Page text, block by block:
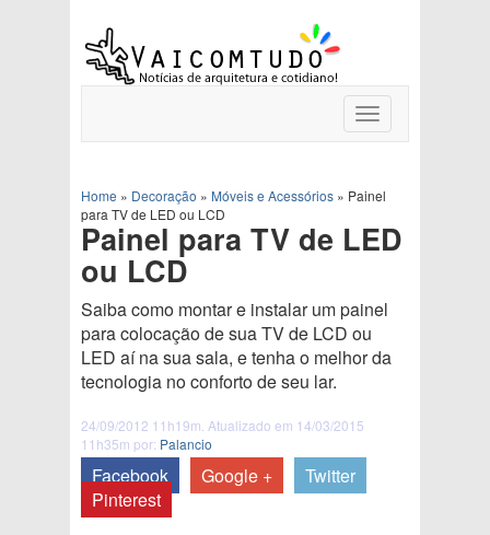
Toggle
navigation
Home » Decoração » Móveis e Acessórios » Painel
para TV de LED ou LCD
Painel para TV de LED
ou LCD
Saiba como montar e instalar um painel
para colocação de sua TV de LCD ou
LED aí na sua sala, e tenha o melhor da
tecnologia no conforto de seu lar.
24/09/2012 11h19m. Atualizado em 14/03/2015
11h35m por: Palancio
Facebook Google +
Twitter
Pinterest